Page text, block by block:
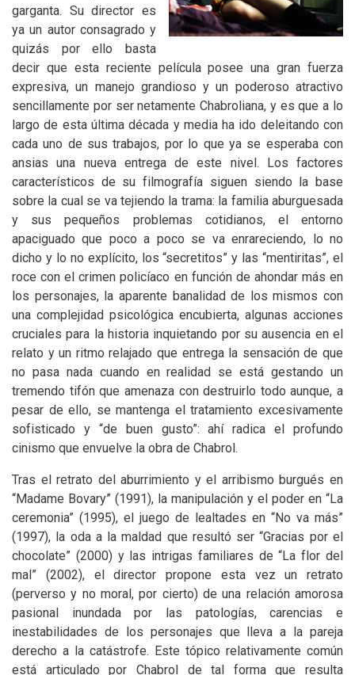
garganta. Su director es
ya un autor consagrado y
quizás por ello basta
decir que esta reciente película posee una gran fuerza
expresiva, un manejo grandioso y un poderoso atractivo
sencillamente por ser netamente Chabroliana, y es que a lo
largo de esta última década y media ha ido deleitando con
cada uno de sus trabajos, por lo que ya se esperaba con
ansias una nueva entrega de este nivel. Los factores
característicos de su filmografía siguen siendo la base
sobre la cual se va tejiendo la trama: la familia aburguesada
y sus pequeños problemas cotidianos, el entorno
apaciguado que poco a poco se va enrareciendo, lo no
dicho y lo no explícito, los “secretitos” y las “mentiritas”, el
roce con el crimen policíaco en función de ahondar más en
los personajes, la aparente banalidad de los mismos con
una complejidad psicológica encubierta, algunas acciones
cruciales para la historia inquietando por su ausencia en el
relato y un ritmo relajado que entrega la sensación de que
no pasa nada cuando en realidad se está gestando un
tremendo tifón que amenaza con destruirlo todo aunque, a
pesar de ello, se mantenga el tratamiento excesivamente
sofisticado y “de buen gusto”: ahí radica el profundo
cinismo que envuelve la obra de Chabrol.
Tras el retrato del aburrimiento y el arribismo burgués en
“Madame Bovary” (1991), la manipulación y el poder en “La
ceremonia” (1995), el juego de lealtades en “No va más”
(1997), la oda a la maldad que resultó ser “Gracias por el
chocolate” (2000) y las intrigas familiares de “La flor del
mal” (2002), el director propone esta vez un retrato
(perverso y no moral, por cierto) de una relación amorosa
pasional inundada por las patologías, carencias e
inestabilidades de los personajes que lleva a la pareja
derecho a la catástrofe. Este tópico relativamente común
está articulado por Chabrol de tal forma que resulta